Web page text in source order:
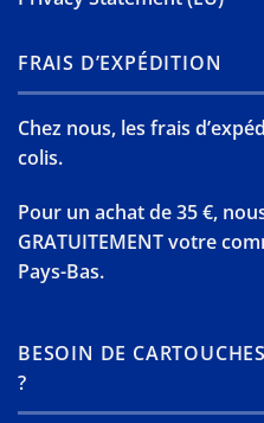
FRAIS D’EXPÉDITION
Chez nous, les frais
colis.
Pour un achat de 35 €,
GRATUITEMENT votre
Pays-Bas.
BESOIN DE
?